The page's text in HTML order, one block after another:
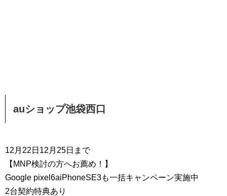
auショップ池袋西口
12月22日12月25日まで
【MNP検討の方へお薦め！】
Google pixel6aiPhoneSE3も一括キャンペーン実施中
2台契約特典あり